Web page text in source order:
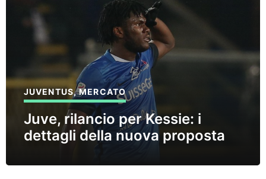
JUVENTUS,MERCATO
Juve, rilancio per Kessie: i
dettagli della nuova proposta